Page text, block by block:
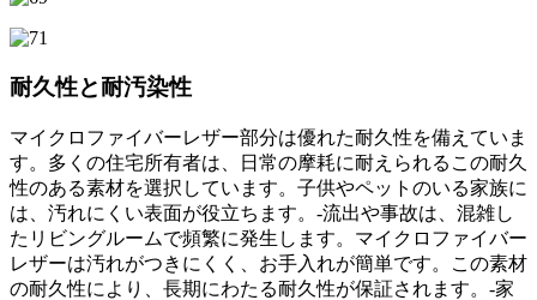
耐久性と耐汚染性
マイクロファイバーレザー部分は優れた耐久性を備えていま
す。多くの住宅所有者は、日常の摩耗に耐えられるこの耐久
性のある素材を選択しています。子供やペットのいる家族に
は、汚れにくい表面が役立ちます。-流出や事故は、混雑し
たリビングルームで頻繁に発生します。マイクロファイバー
レザーは汚れがつきにくく、お手入れが簡単です。この素材
の耐久性により、長期にわたる耐久性が保証されます。-家